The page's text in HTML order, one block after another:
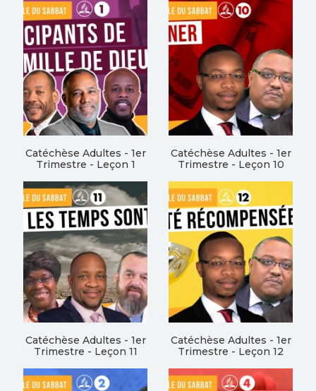
Catéchèse Adultes - 1er
Trimestre - Leçon 1
Catéchèse Adultes - 1er
Trimestre - Leçon 10
Catéchèse Adultes - 1er
Trimestre - Leçon 11
Catéchèse Adultes - 1er
Trimestre - Leçon 12